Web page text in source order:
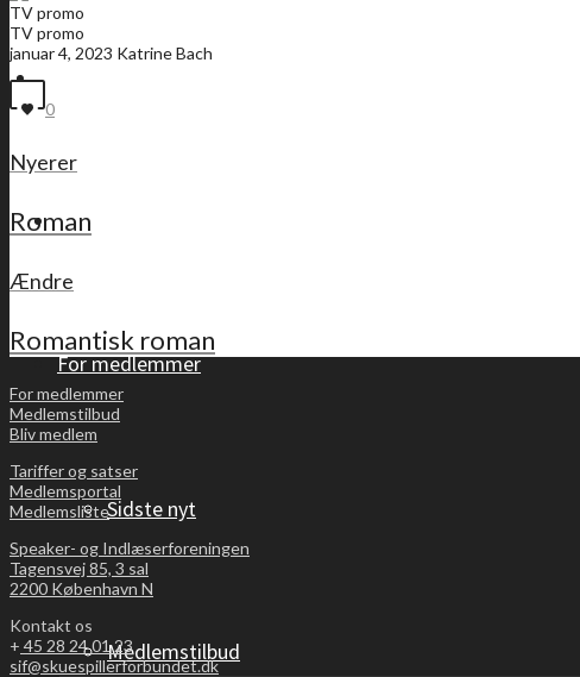
Forside
Medlemsliste
For medlemmer
Sidste nyt
Medlemstilbud
TV promo
TV promo
januar 4, 2023 Katrine Bach
0
Nyerer
Roman
Ændre
Romantisk roman
For medlemmer
Medlemstilbud
Bliv medlem
Tariffer og satser
Medlemsportal
Medlemsliste
Speaker- og Indlæserforeningen
Tagensvej 85, 3 sal
2200 København N
Kontakt os
+ 45 28 24 01 23
sif@skuespillerforbundet.dk